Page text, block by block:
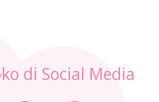
di Social Media